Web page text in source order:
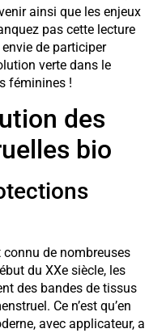
ainsi que les enjeux
pas cette lecture
de participer
verte dans le
féminines !
des
bio
de nombreuses
du XXe siècle, les
des bandes de tissus
Ce n’est qu’en
avec applicateur, a